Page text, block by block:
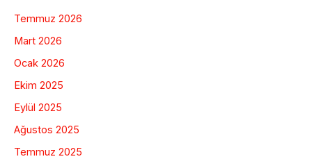
Temmuz 2026
Mart 2026
Ocak 2026
Ekim 2025
Eylül 2025
Ağustos 2025
Temmuz 2025